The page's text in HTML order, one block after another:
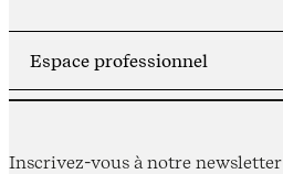
Inscrivez-vous à notre newsletter